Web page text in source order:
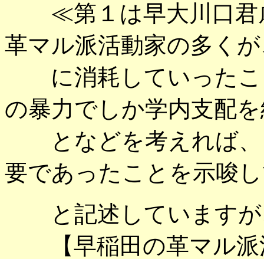
≪第１は早大川口君
革マル派活動家の多く
に消耗していったこ
の暴力でしか学内支配
となどを考えれば、
要であったことを示唆
と記述していますが
【早稲田の革マル派